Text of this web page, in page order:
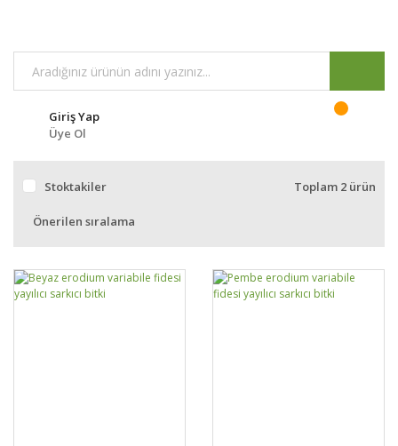
Giriş Yap
Üye Ol
Stoktakiler Toplam 2 ürün